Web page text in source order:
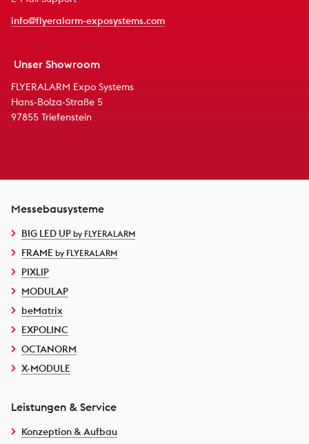
info@flyeralarm-exposystems.com
Unser Showroom
FLYERALARM Expo Systems
Hans-Bolza-Straße 5
97855 Triefenstein
Messebausysteme
BIG LED UP by FLYERALARM
FRAME by FLYERALARM
PIXLIP
MODULAP
beMatrix
EXPOLINC
OCTANORM
X-MODULE
Leistungen & Service
Konzeption & Aufbau